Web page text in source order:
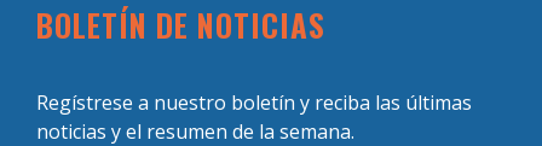
BOLETÍN DE NOTICIAS
Regístrese a nuestro boletín y reciba las últimas
noticias y el resumen de la semana.